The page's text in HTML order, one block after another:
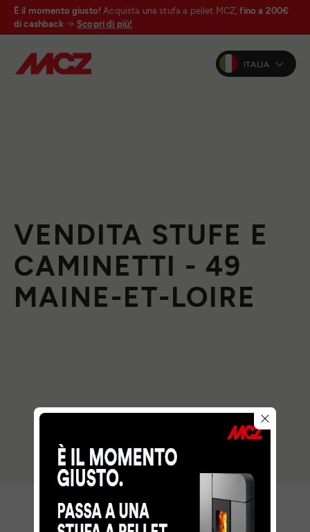
È il momento giusto! Acquista una stufa a pellet MCZ, fino a 200€
di cashback
Scopri di più!
ITALIA
VENDITA STUFE E
CAMINETTI - 49
MAINE-ET-LOIRE